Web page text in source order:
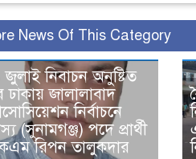
News Of This Category
নিবাচন অনু‌ষ্টিত
ঢাকায় জালালাবাদ
নির্বাচনে
(সুনামগঞ্জ) পদে প্রার্থী
রিপন তালুকদার